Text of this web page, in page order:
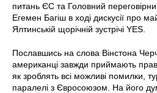
питань ЄС та Головний
Егемен Багіш в ході дискусії про
Ялтинській щорічній зустрічі YES.
Пославшись на слова Вінстона
американці завжди приймають
як зроблять всі можливі помилки,
паралелі з Євросоюзом. На його